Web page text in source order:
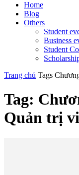
Home
Blog
Others
Student
Business
Student
Trang chủ Tags
Tag:
Quản trị